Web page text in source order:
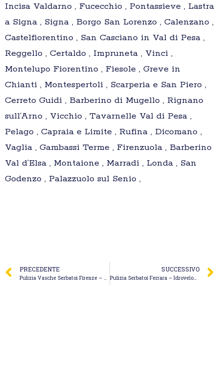
Incisa Valdarno , Fucecchio , Pontassieve , Lastra
a Signa , Signa , Borgo San Lorenzo , Calenzano ,
Castelfiorentino , San Casciano in Val di Pesa ,
Reggello , Certaldo , Impruneta , Vinci ,
Montelupo Fiorentino , Fiesole , Greve in
Chianti , Montespertoli , Scarperia e San Piero ,
Cerreto Guidi , Barberino di Mugello , Rignano
sull’Arno , Vicchio , Tavarnelle Val di Pesa ,
Pelago , Capraia e Limite , Rufina , Dicomano ,
Vaglia , Gambassi Terme , Firenzuola , Barberino
Val d’Elsa , Montaione , Marradi , Londa , San
Godenzo , Palazzuolo sul Senio ,
PRECEDENTE
Pulizia Vasche Serbatoi Firenze – Autospurghi Italia Spurghi
SUCCESSIVO
Pulizia Serbatoi Ferrara – Idrovelox Team Petrelli